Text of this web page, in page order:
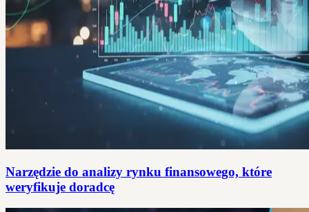
Narzędzie do analizy rynku finansowego, które
weryfikuje doradcę